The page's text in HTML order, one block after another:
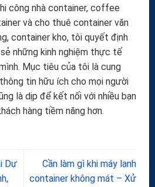
công nhà container, coffee
và cho thuê container văn
container kho, tôi quyết định
những kinh nghiệm thực tế
Mục tiêu của tôi là cung
tin hữu ích cho mọi người
là dịp để kết nối với nhiều bạn
hàng tiềm năng hơn.
Dự
Cần làm gì khi máy lạnh
container không mát – Xử